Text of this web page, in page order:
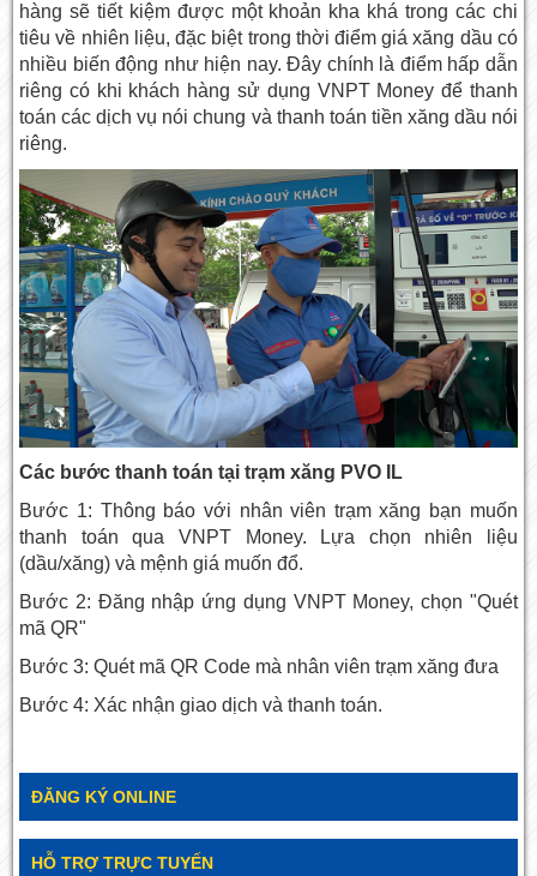
hàng sẽ tiết kiệm được một khoản kha khá trong các chi
tiêu về nhiên liệu, đặc biệt trong thời điểm giá xăng dầu có
nhiều biến động như hiện nay. Đây chính là điểm hấp dẫn
riêng có khi khách hàng sử dụng VNPT Money để thanh
toán các dịch vụ nói chung và thanh toán tiền xăng dầu nói
riêng.
Các bước thanh toán tại trạm xăng PVO IL
Bước 1: Thông báo với nhân viên trạm xăng bạn muốn
thanh toán qua VNPT Money. Lựa chọn nhiên liệu
(dầu/xăng) và mệnh giá muốn đổ.
Bước 2: Đăng nhập ứng dụng VNPT Money, chọn "Quét
mã QR"
Bước 3: Quét mã QR Code mà nhân viên trạm xăng đưa
Bước 4: Xác nhận giao dịch và thanh toán.
ĐĂNG KÝ ONLINE
HỖ TRỢ TRỰC TUYẾN